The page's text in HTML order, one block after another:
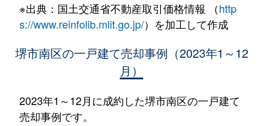
※出典：国土交通省不動産取引価格情報 （http
s://www.reinfolib.mlit.go.jp/）を加工して作成
堺市南区の一戸建て売却事例（2023年1～12
月）
2023年1～12月に成約した堺市南区の一戸建て
売却事例です。